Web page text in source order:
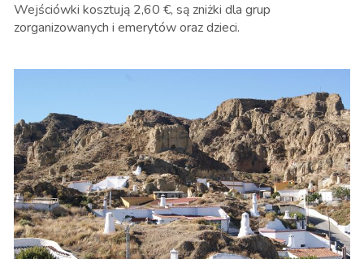
Wejściówki kosztują 2,60 €, są zniżki dla grup
zorganizowanych i emerytów oraz dzieci.